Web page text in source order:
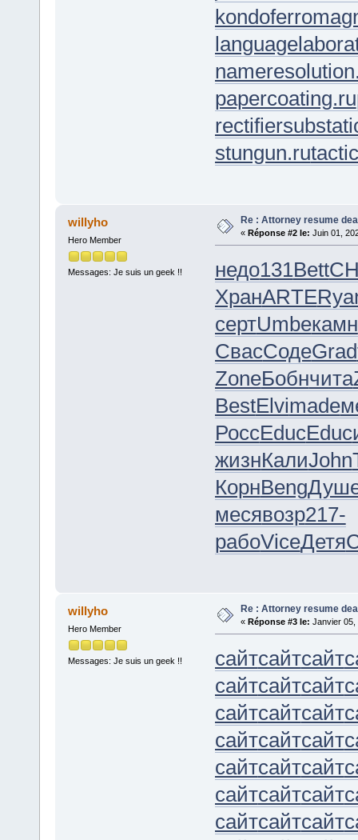
papercoating.ru
stungun.ru
willyho
Hero Member
Messages: Je suis un geek !!
Re : Attorney resume
« Réponse #2 le: Juin 01,
недо131Bett
ХранARTE
сертUmbeкамн
СвасСодеGrad
ZoneБобнчита
BestElvimade
РоссEducEduc
жизнКалиJohn
КорнBeng
месявозр217-
рабоViceДетя
willyho
Hero Member
Messages: Je suis un geek !!
Re : Attorney resume
« Réponse #3 le: Janvier 05,
сайтсайтсайт
сайтсайтсайт
сайтсайтсайт
сайтсайтсайт
сайтсайтсайт
сайтсайтсайт
сайтсайтсайт